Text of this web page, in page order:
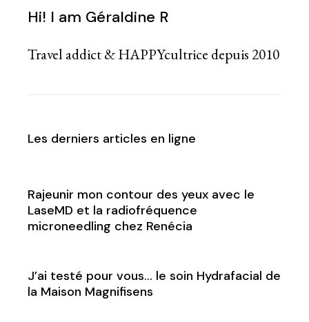
Hi! I am Géraldine R
Travel addict & HAPPYcultrice depuis 2010
Les derniers articles en ligne
Rajeunir mon contour des yeux avec le
LaseMD et la radiofréquence
microneedling chez Renécia
J’ai testé pour vous… le soin Hydrafacial de
la Maison Magnifisens